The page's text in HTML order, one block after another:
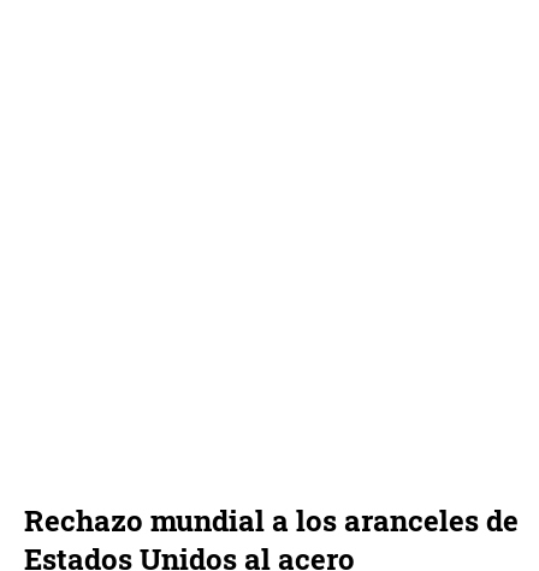
Rechazo mundial a los aranceles de
Estados Unidos al acero